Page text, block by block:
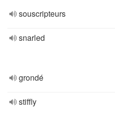
souscripteurs
snarled
grondé
stiffly